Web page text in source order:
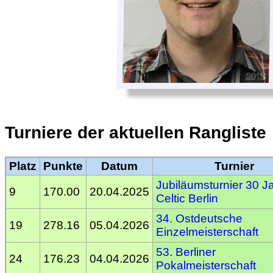
Turniere der aktuellen Rangliste
Platz Punkte Datum
Turnier
9
170.00 20.04.2025
Jubiläumsturnier 30
Celtic Berlin
19 278.16 05.04.2026
34. Ostdeutsche
Einzelmeisterschaft
24 176.23 04.04.2026
53. Berliner
Pokalmeisterschaft